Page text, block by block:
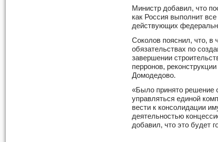
Министр добавил, что
как Россия выполнит
действующих
Соколов пояснил, что, в
обязательствах по
завершении
перронов,
Домодедово.
«Было принято решение
управляться единой
вести к консолидации
деятельностью
добавил, что это будет